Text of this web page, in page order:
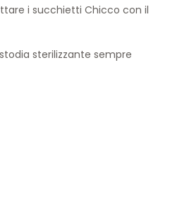
i succhietti Chicco con il
sterilizzante sempre